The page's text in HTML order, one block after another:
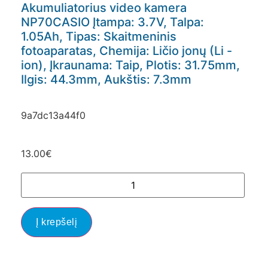
Akumuliatorius video kamera
NP70CASIO Įtampa: 3.7V, Talpa:
1.05Ah, Tipas: Skaitmeninis
fotoaparatas, Chemija: Ličio jonų (Li -
ion), Įkraunama: Taip, Plotis: 31.75mm,
Ilgis: 44.3mm, Aukštis: 7.3mm
9a7dc13a44f0
13.00€
Į krepšelį